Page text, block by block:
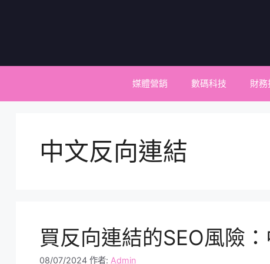
內
媒體營銷 數碼科技 財務
中文反向連結
買反向連結的SEO風險
08/07/2024 作者: Admin